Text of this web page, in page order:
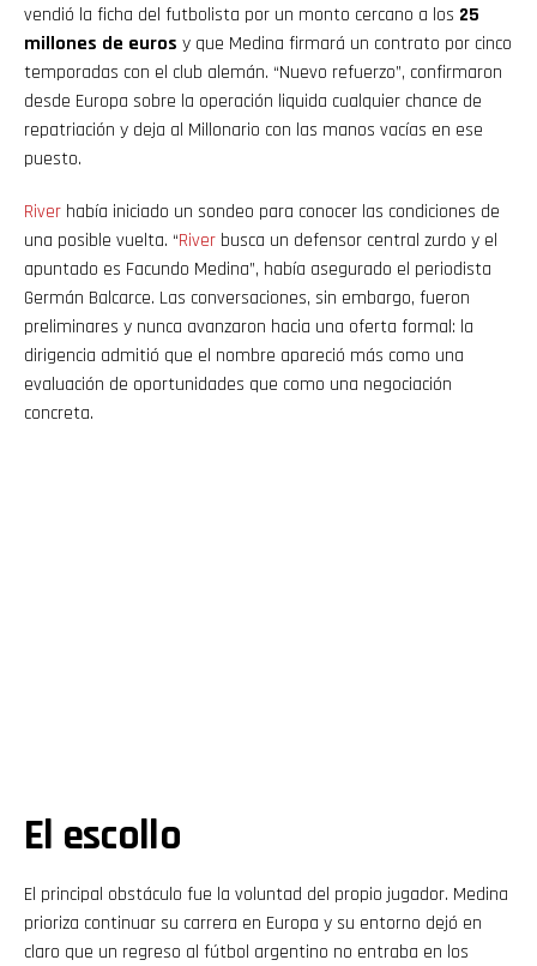
vendió la ficha del futbolista por un monto cercano a los 25
millones de euros y que Medina firmará un contrato por cinco
temporadas con el club alemán. “Nuevo refuerzo”, confirmaron
desde Europa sobre la operación liquida cualquier chance de
repatriación y deja al Millonario con las manos vacías en ese
puesto.
River había iniciado un sondeo para conocer las condiciones de
una posible vuelta. “River busca un defensor central zurdo y el
apuntado es Facundo Medina”, había asegurado el periodista
Germán Balcarce. Las conversaciones, sin embargo, fueron
preliminares y nunca avanzaron hacia una oferta formal: la
dirigencia admitió que el nombre apareció más como una
evaluación de oportunidades que como una negociación
concreta.
El escollo
El principal obstáculo fue la voluntad del propio jugador. Medina
prioriza continuar su carrera en Europa y su entorno dejó en
claro que un regreso al fútbol argentino no entraba en los